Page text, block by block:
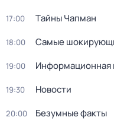
17:00 Тaйны Чапман
18:00 Самые
19:00 Информационная
19:30 Новости
20:00 Бeзумные фaкты